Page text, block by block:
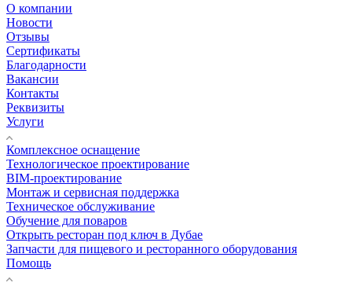
О компании
Новости
Отзывы
Сертификаты
Благодарности
Вакансии
Контакты
Реквизиты
Услуги
Комплексное оснащение
Технологическое проектирование
BIM-проектирование
Монтаж и сервисная поддержка
Техническое обслуживание
Обучение для поваров
Открыть ресторан под ключ в Дубае
Запчасти для пищевого и ресторанного оборудования
Помощь